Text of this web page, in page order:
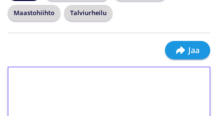
Maastohiihto Talviurheilu
Jaa